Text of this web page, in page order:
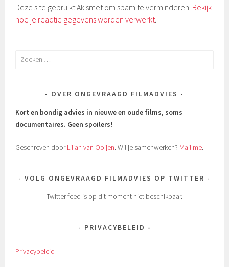
Deze site gebruikt Akismet om spam te verminderen. Bekijk
hoe je reactie gegevens worden verwerkt
Zoeken
OVER ONGEVRAAGD FILMADVIES
Kort en bondig advies in nieuwe en oude films, soms
documentaires. Geen spoilers!
Geschreven doorLilian van Ooijen. Wil je samenwerken? Mail me.
VOLG ONGEVRAAGD FILMADVIES OP TWITTER
Twitter feed is op dit moment niet beschikbaar.
PRIVACYBELEID
Privacybeleid